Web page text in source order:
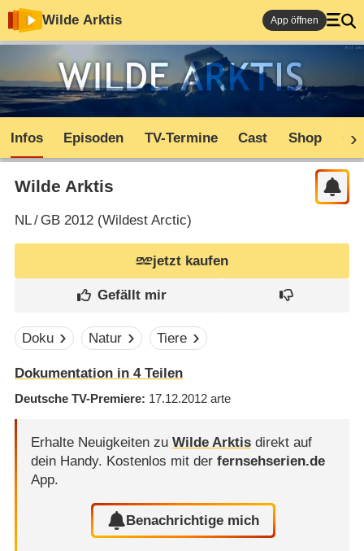
Wilde Arktis App öffnen
Infos Episoden TV-Termine Cast Shop
Wilde Arktis
NL/ GB2012 (Wildest Arctic)
jetzt kaufen
Doku Natur Tiere
Dokumentation in 4 Teilen
Deutsche TV-Premiere 17.12.2012 arte
Erhalte Neuigkeiten zu Wilde Arktisdirekt auf
dein Handy. Kostenlos mit der fernsehserien.de
App.
Benachrichtige mich